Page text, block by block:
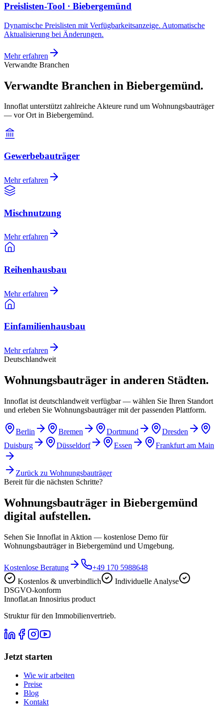
Preislisten-Tool · Biebergemünd
Dynamische Preislisten mit Verfügbarkeitsanzeige. Automatische
Aktualisierung bei Änderungen.
Mehr erfahren
Verwandte Branchen
Verwandte Branchen in Biebergemünd.
Innoflat unterstützt zahlreiche Akteure rund um Wohnungsbauträger
— vor Ort in Biebergemünd.
Gewerbebauträger
Mehr erfahren
Mischnutzung
Mehr erfahren
Reihenhausbau
Mehr erfahren
Einfamilienhausbau
Mehr erfahren
Deutschlandweit
Wohnungsbauträger in anderen Städten.
Innoflat ist deutschlandweit verfügbar — wählen Sie Ihren Standort
und erleben Sie Wohnungsbauträger mit der passenden Plattform.
Berlin Bremen Dortmund
Dresden
Duisburg
Düsseldorf Essen Frankfurt am Main
Zurück zu Wohnungsbauträger
Bereit für die nächsten Schritte?
Wohnungsbauträger in Biebergemünd
digital aufstellen.
Sehen Sie Innoflat in Aktion — kostenlose Demo für
Wohnungsbauträger in Biebergemünd und Umgebung.
Kostenlose Beratung
+49 170 5988648
Kostenlos & unverbindlich
Individuelle Analyse
DSGVO-konform
Innoflat.an Innosirius product
Struktur für den Immobilienvertrieb.
Jetzt starten
Wie wir arbeiten
Preise
Blog
Kontakt